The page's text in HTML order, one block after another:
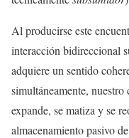
Al producirse este
interacción bidireccional
adquiere un sentido
simultáneamente,
expande, se matiza y se
almacenamiento pasivo